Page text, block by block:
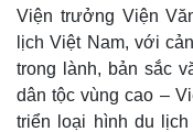
Viện trưởng Viện
lịch Việt Nam, với
trong lành, bản sắc
dân tộc vùng cao –
triển loại hình du